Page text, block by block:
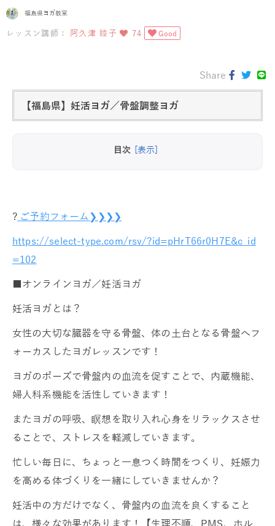
福島県ヨガ教室
レッスン講師： 阿久津 睦子 74 Good
Share
【福島県】妊活ヨガ／骨盤調整ヨガ
目次 [表示]
? ご予約フォーム❯❯❯❯
https://select-type.com/rsv/?id=pHrT66r0H7E&c_id
=102
■オンラインヨガ／妊活ヨガ
妊活ヨガとは？
女性の大切な臓器を守る骨盤、体の土台となる骨盤へフ
ォーカスしたヨガレッスンです！
ヨガのポーズで骨盤内の血流を促すことで、内蔵機能、
婦人科系機能を活性していきます！
またヨガの呼吸、瞑想を取り入れ心身をリラックスさせ
ることで、ストレスを軽減していきます。
忙しい毎日に、ちょっと一息つく時間をつくり、妊娠力
を高める体づくりを一緒にしていきませんか？
妊活中の方だけでなく、骨盤内の血流を良くすること
は、様々な効果があります！【生理不順、PMS、ホル